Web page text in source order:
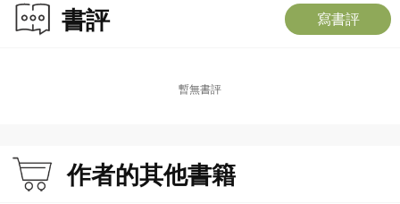
書評 寫書評
暫無書評
作者的其他書籍